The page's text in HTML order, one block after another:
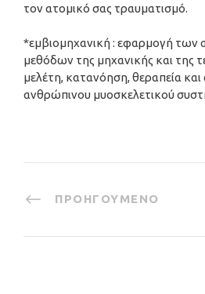
τον ατομικό σας τραυματισμό.
*εμβιομηχανική : εφαρμογή των
μεθόδων της μηχανικής και της
μελέτη, κατανόηση, θεραπεία
ανθρώπινου μυοσκελετικού
ΠΡΟΗΓΟΎΜΕΝΟ